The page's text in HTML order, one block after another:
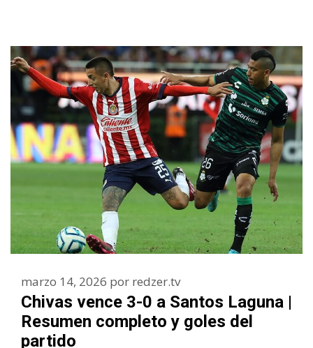
Chivas vence 3-0 a Santos Laguna |
Resumen completo y goles del
partido
marzo 14, 2026 por redzer.tv